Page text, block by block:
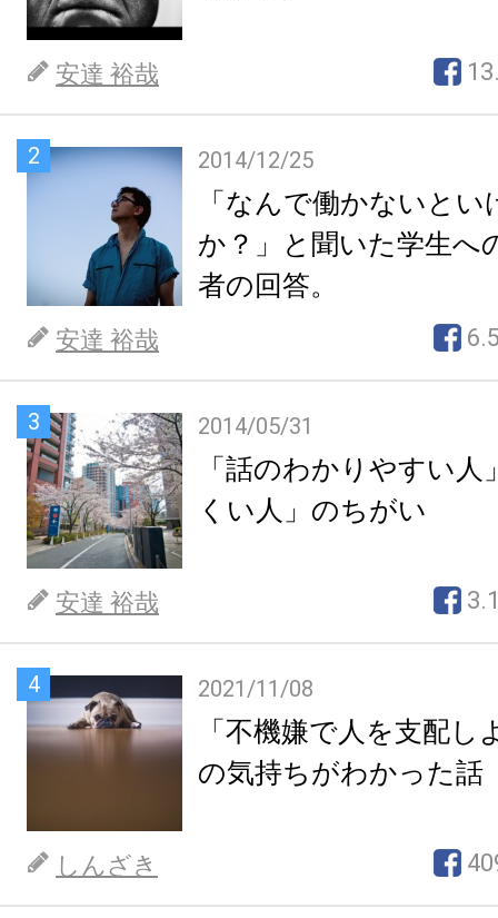
安達 裕哉
2 2014/12/25
「なんで働かないと
か？」と聞いた学生へ
者の回答。
安達 裕哉
3 2014/05/31
「話のわかりやすい
くい人」のちがい
安達 裕哉
4 2021/11/08
「不機嫌で人を支配し
の気持ちがわかった話
しんざき